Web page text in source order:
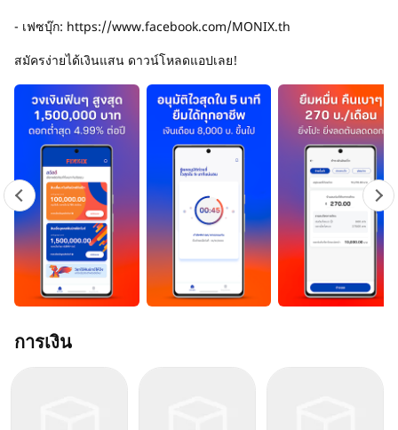
- เฟซบุ๊ก: https://www.facebook.com/MONIX.th
สมัครง่ายได้เงินแสน ดาวน์โหลดแอปเลย!
การเงิน